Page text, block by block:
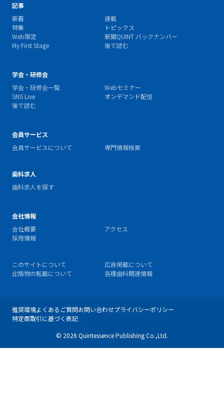
記事
新着
連載
特集
トピックス
Web限定
新聞QUINT バックナンバー
My First Stage
後で読む
学会・研修会
学会・研修会一覧
Webセミナー
SNS Live
オンデマンド配信
後で読む
会員サービス
会員サービスについて
専門情報検索
歯科求人
歯科求人を探す
会社情報
会社概要
アクセス
採用情報
このサイトについて
広告掲載について
出版物の転載について
各種歯科関連情報
推奨環境よくあるご質問お問い合わせプライバシーポリシー
特定商取引に基づく表記
© 2026 Quintessence Publishing Co.,Ltd.